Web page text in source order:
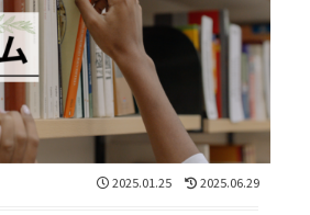
2025.01.25 2025.06.29